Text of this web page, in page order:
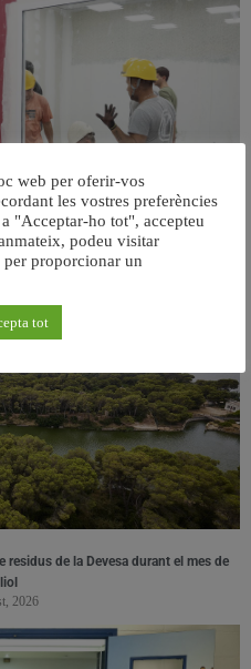
majors del barri de Sant Antoni
2026
de la Devesa durant el mes de
2026
web per oferir-vos
les vostres preferències
"Acceptar-ho tot", accepteu
podeu visitar
proporcionar un
tot